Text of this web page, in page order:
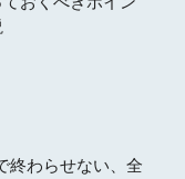
終わらせない、全